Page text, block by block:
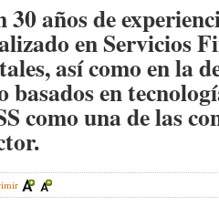
años de
en Servicios
así como en la
basados en
como una de las